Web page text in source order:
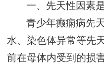
一、先天性因素
青少年癫痫病先
水、染色体异常等先
前在母体内受到的损